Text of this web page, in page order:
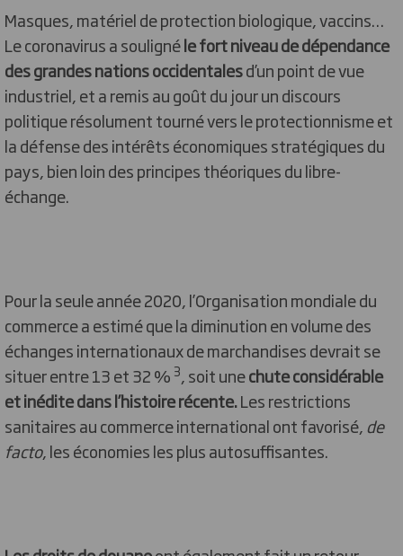
Masques, matériel de protection biologique, vaccins…
Le coronavirus a soulignéle fort niveau de dépendance
des grandes nations occidentalesd’un point de vue
industriel, et a remis au goût du jour un discours
politique résolument tourné vers le protectionnisme et
la défense des intérêts économiques stratégiques du
pays, bien loin des principes théoriques du libre-
échange.
Pour la seule année 2020, l’Organisation mondiale du
commerce a estimé que la diminution en volume des
échanges internationaux de marchandises devrait se
situer entre 13 et 32 % 3, soit unechute considérable
et inédite dans l’histoire récente.Les restrictions
sanitaires au commerce international ont favorisé,de
facto, les économies les plus autosuffisantes.